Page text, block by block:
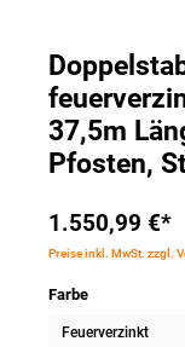
37,5m
Pfosten,
1.550,99 €*
Preise inkl. MwSt. zzgl.
Farbe